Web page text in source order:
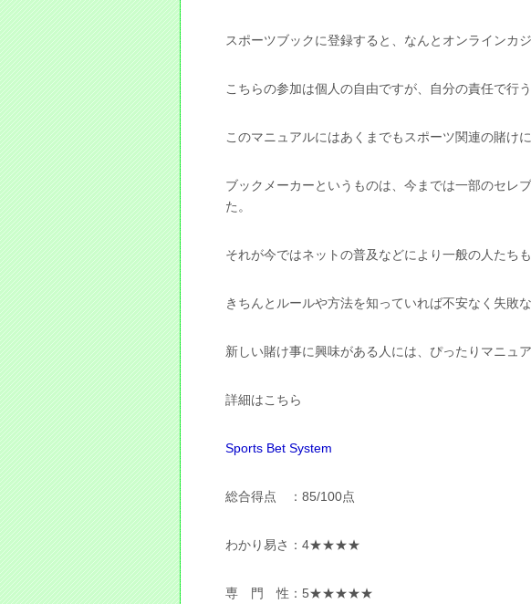
スポーツブックに登録すると、なんとオンラインカ
こちらの参加は個人の自由ですが、自分の責任で行
このマニュアルにはあくまでもスポーツ関連の賭け
ブックメーカーというものは、今までは一部のセレ
た。
それが今ではネットの普及などにより一般の人たち
きちんとルールや方法を知っていれば不安なく失敗
新しい賭け事に興味がある人には、ぴったりマニュ
詳細はこちら
Sports Bet System
総合得点 ：85/100点
わかり易さ：4★★★★
専 門 性：5★★★★★